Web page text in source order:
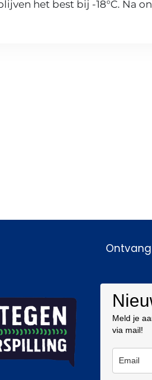
het best bij -18°C. Na
Meld je
via mail!